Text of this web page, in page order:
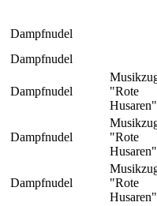
Dampfnudel
Dampfnudel
Dampfnudel
"Rote
Husaren"
Dampfnudel
"Rote
Husaren"
Dampfnudel
"Rote
Husaren"